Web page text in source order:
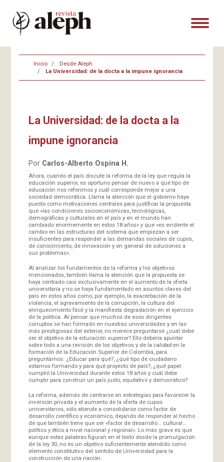
Inicio
Desde Aleph
La Universidad: de la docta a la impune ignorancia
La Universidad: de la docta a la
impune ignorancia
Por Carlos-Alberto Ospina H.
Ahora, cuando el país discute la reforma de la ley que regula la
educación superior, es oportuno pensar de nuevo a qué tipo de
educación nos referimos y cuál corresponde mejor a una
sociedad democrática. Llama la atención que el gobierno haya
puesto como motivaciones centrales para justificar la propuesta
que «las condiciones socioeconómicas, tecnológicas,
demográficas y culturales en el país y en el mundo han
cambiado enormemente en estos 18 años» y que «es evidente el
cambio en las estructuras del sistema que empiezan a ser
insuficientes para responder a las demandas sociales de cupos,
de conocimiento, de innovación y en general de soluciones a
sus problemas».
Al analizar los fundamentos de la reforma y los objetivos
mencionados, también llama la atención que la propuesta se
haya centrado casi exclusivamente en el aumento de la oferta
universitaria y no se haya fundamentado en asuntos claves del
país en estos años como, por ejemplo, la exacerbación de la
violencia, el agravamiento de la corrupción, la cultura del
enriquecimiento fácil y la manifiesta degradación en el ejercicio
de la política. Al pensar que muchos de esos dirigentes
corruptos se han formado en nuestras universidades y en las
más prestigiosas del exterior, no merece preguntarse ¿cuál debe
ser el objetivo de la educación superior? Ello debería apuntar
sobre todo a una revisión de los objetivos y de la calidad en la
formaciónde la Educación Superior de Colombia, para
preguntarnos: ¿Educar para qué?, ¿qué tipo de ciudadano
estamos formando y para qué proyecto de país?, ¿qué papel
cumplió la Universidad durante estos 18 años y cuál debe
cumplir para construir un país justo, equitativo y democrático?
La reforma, además de centrarse en estrategias para favorecer la
inversión privada y el aumento de la oferta de cupos
universitarios, sólo atiende a consolidarse como factor de
desarrollo científico y económico, dejando de responder al hecho
de que también tiene que ser «factor de desarrollo… cultural…
político y ético a nivel nacional y regional». Lo más grave es que
aunque estas palabras figuran en el texto desde la promulgación
de la ley 30, no es un objetivo suficientemente atendido como
elemento constitutivo del sentido de Universidad para la
construcción de una nación.